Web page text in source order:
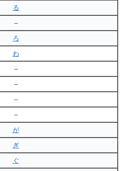
る
–
ろ
わ
–
–
–
–
が
ぎ
ぐ